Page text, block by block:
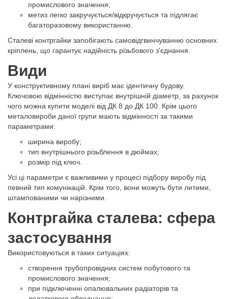
промислового значення;
метиз легко закручується/відкручується та підлягає
багаторазовому використанню.
Сталеві контргайки запобігають самовідгвинчуванню основних
кріплень, що гарантує надійність різьбового з'єднання.
Види
У конструктивному плані виріб має ідентичну будову.
Ключовою відмінністю виступає внутрішній діаметр, за рахунок
чого можна купити моделі від ДК 8 до ДК 100. Крім цього
металовироби даної групи мають відмінності за такими
параметрами:
ширина виробу;
тип внутрішнього різьблення в дюймах;
розмір під ключ.
Усі ці параметри є важливими у процесі підбору виробу під
певний тип комунікацій. Крім того, вони можуть бути литими,
штампованими чи нарізними.
Контргайка сталева: сфера
застосування
Використовуються в таких ситуаціях:
створення трубопровідних систем побутового та
промислового значення;
при підключенні опалювальних радіаторів та